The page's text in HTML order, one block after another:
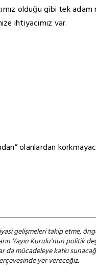
olduğu gibi tek
ihtiyacımız var.
olanlardan
gelişmeleri takip etme,
Yayın Kurulu’nun politik
mücadeleye katkı
yer vereceğiz.